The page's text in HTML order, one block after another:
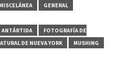
GENERAL
ANTÁRTIDA
FOTOGRAFÍA DE
DE NUEVA YORK
MUSHING